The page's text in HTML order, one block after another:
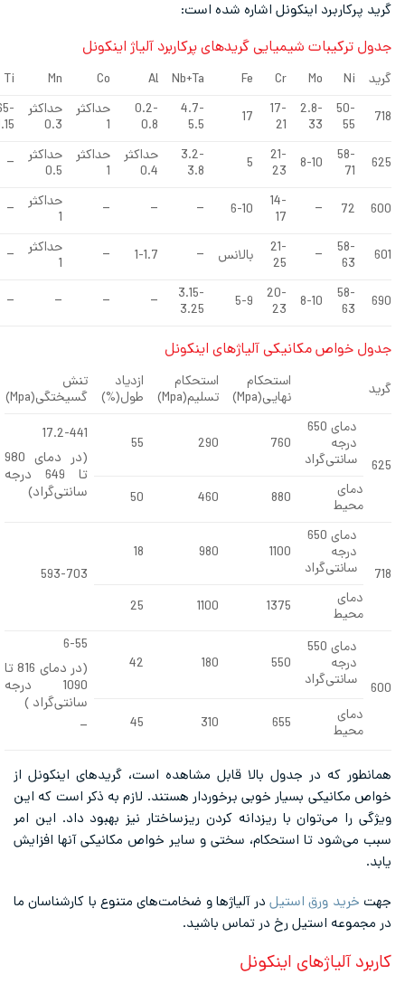
پرکاربرد اینکونل اشاره شده است:
ترکیبات شیمیایی گریدهای پرکاربرد آلیاژ اینکونل
Ni
Nb+Ta
Al
50-
2.8-
17-
4.7-
5.5
0.2-
0.8
حداکثر
حداکثر
0.3
0.65-
1.15
58-
8-10
21-
23
3.2-
3.8
حداکثر
0.4
حداکثر
حداکثر
0.5
–
14-
6-10
حداکثر
–
58-
21-
بالانس –
1-1.7
حداکثر
–
58-
8-10
20-
23
5-9
3.15-
3.25
خواص مکانیکی آلیاژهای اینکونل
استحکام
نهایی(Mpa)
استحکام
تسلیم(Mpa)
ازدیاد
طول(%)
تنش
گسیختگی(Mpa)
دمای 650
درجه
سانتی‌گراد
760
290
17.2-441
(در دمای 980
تا 649 درجه
سانتی‌گراد)
دمای
محیط
880
460
دمای 650
درجه
سانتی‌گراد
1100
980
593-703
دمای
محیط
1375
1100
دمای 550
درجه
سانتی‌گراد
550
180
6-55
(در دمای 816 تا
1090 درجه
سانتی‌گراد )
دمای
محیط
655
310
که در جدول بالا قابل مشاهده است، گریدهای اینکونل از
مکانیکی بسیار خوبی برخوردار هستند. لازم به ذکر است که این
را می‌توان با ریزدانه کردن ریزساختار نیز بهبود داد. این امر
می‌شود تا استحکام، سختی و سایر خواص مکانیکی آنها افزایش
خرید ورق استیلدر آلیاژها و ضخامت‌های متنوع با کارشناسان ما
مجموعه استیل رخ در تماس باشید.
آلیاژهای اینکونل